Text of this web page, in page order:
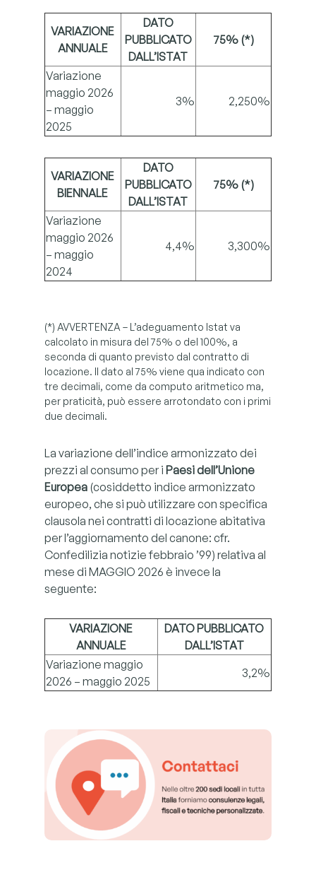
VARIAZIONE
ANNUALE
DATO
PUBBLICATO
DALL’ISTAT
75% (*)
Variazione
maggio 2026
– maggio
2025
3% 2,250%
VARIAZIONE
BIENNALE
DATO
PUBBLICATO
DALL’ISTAT
75% (*)
Variazione
maggio 2026
– maggio
2024
4,4% 3,300%
(*) AVVERTENZA – L’adeguamento Istat va
calcolato in misura del 75% o del 100%, a
seconda di quanto previsto dal contratto di
locazione. Il dato al 75% viene qua indicato con
tre decimali, come da computo aritmetico ma,
per praticità, può essere arrotondato con i primi
due decimali.
La variazione dell’indice armonizzato dei
prezzi al consumo per i Paesi dell’Unione
Europea(cosiddetto indice armonizzato
europeo, che si può utilizzare con specifica
clausola nei contratti di locazione abitativa
per l’aggiornamento del canone: cfr.
Confedilizia notizie febbraio ’99) relativa al
mese di MAGGIO 2026 è invece la
seguente:
VARIAZIONE
ANNUALE
DATO PUBBLICATO
DALL’ISTAT
Variazione maggio
2026 – maggio 2025
3,2%